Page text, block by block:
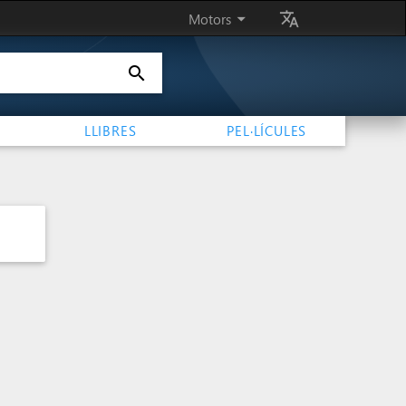
Motors arrow_drop_down translate
search
LLIBRES PEL·LÍCULES